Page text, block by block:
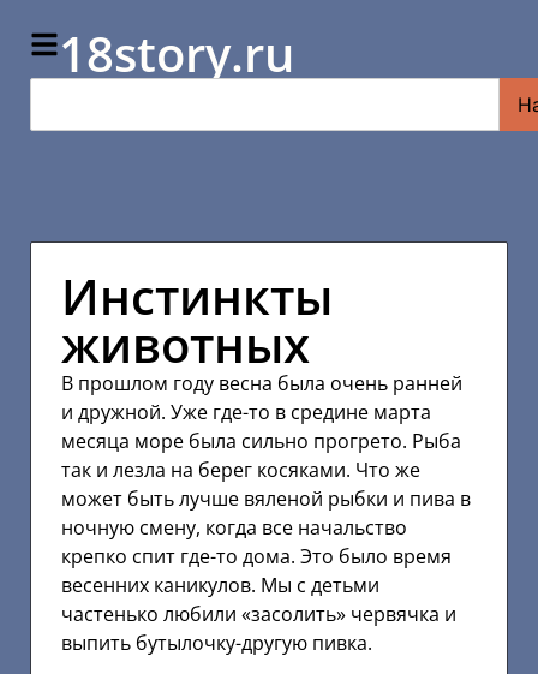
18story.ru
Инстинкты
животных
В прошлом году весна была очень ранней
и дружной. Уже где-то в средине марта
месяца море была сильно прогрето. Рыба
так и лезла на берег косяками. Что же
может быть лучше вяленой рыбки и пива в
ночную смену, когда все начальство
крепко спит где-то дома. Это было время
весенних каникулов. Мы с детьми
частенько любили «засолить» червячка и
выпить бутылочку-другую пивка.